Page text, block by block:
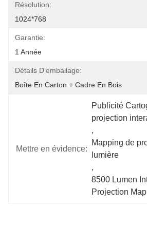
Résolution:
1024*768
Garantie:
1 Année
Détails D'emballage:
Boîte En Carton + Cadre En Bois
Mettre en évidence:
Publicité
projection
,
Mapping de
lumière
,
8500 Lumen
Projection